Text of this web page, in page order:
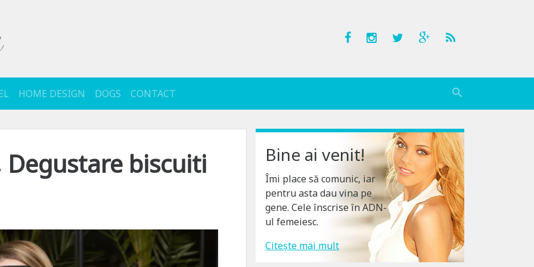
HOME DESIGN DOGS CONTACT
biscuiti
Bine ai venit!
Îmi place să comunic, iar
pentru asta dau vina pe
gene. Cele înscrise în ADN-
ul femeiesc.
Citește mai mult